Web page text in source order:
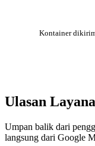
Kontainer
Ulasan
Umpan balik dari
langsung dari Google